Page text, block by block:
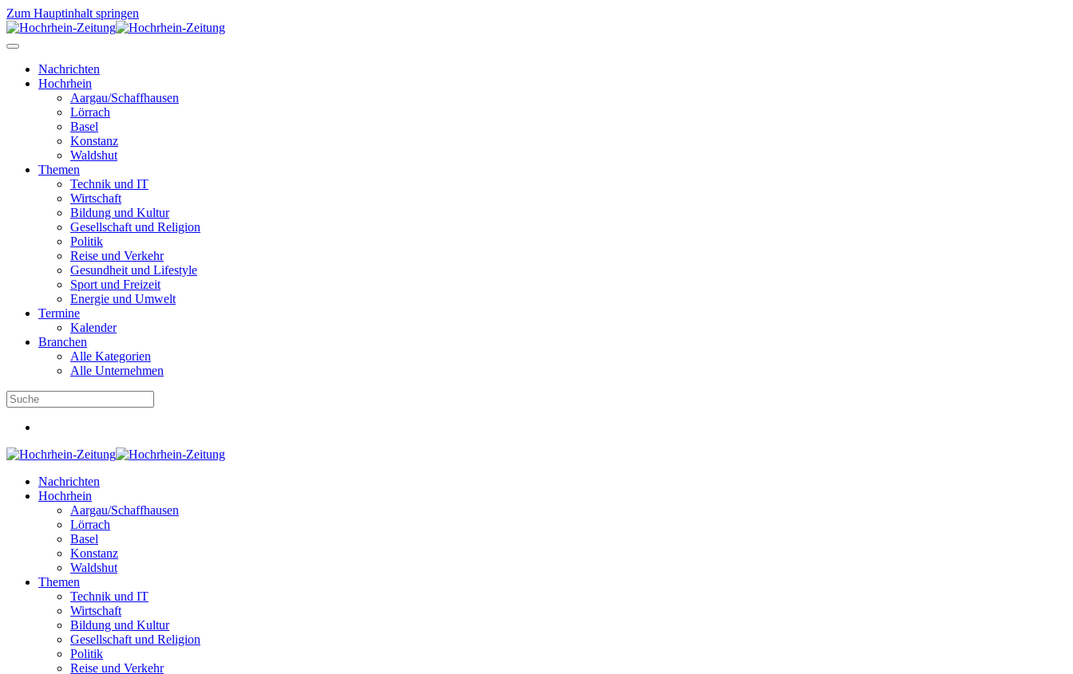
Zum Hauptinhalt springen
Nachrichten
Hochrhein
Aargau/Schaffhausen
Lörrach
Basel
Konstanz
Waldshut
Themen
Technik und IT
Wirtschaft
Bildung und Kultur
Gesellschaft und Religion
Politik
Reise und Verkehr
Gesundheit und Lifestyle
Sport und Freizeit
Energie und Umwelt
Termine
Kalender
Branchen
Alle Kategorien
Alle Unternehmen
Nachrichten
Hochrhein
Aargau/Schaffhausen
Lörrach
Basel
Konstanz
Waldshut
Themen
Technik und IT
Wirtschaft
Bildung und Kultur
Gesellschaft und Religion
Politik
Reise und Verkehr